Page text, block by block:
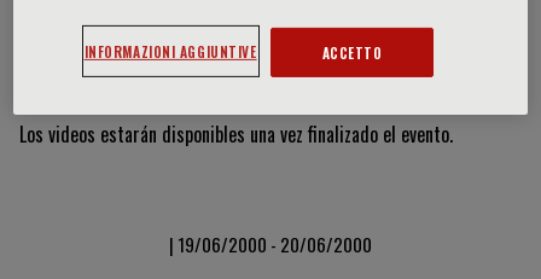
Vídeos y diapositivas
Los videos estarán disponibles una vez finalizado el evento.
| 19/06/2000 - 20/06/2000
INFORMAZIONI AGGIUNTIVE ACCETTO